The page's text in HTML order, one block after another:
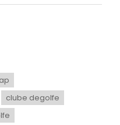
clube degolfe